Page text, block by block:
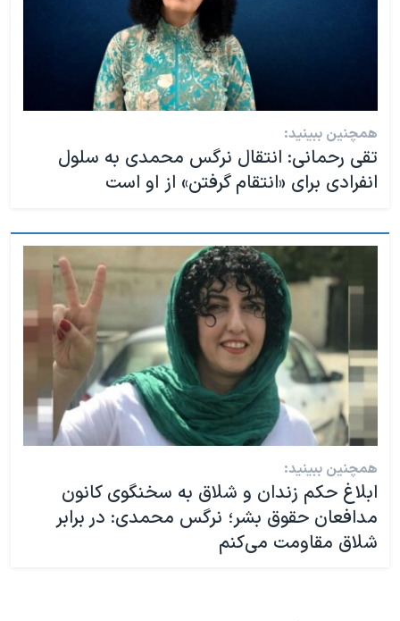
همچنین ببینید:
تقی رحمانی: انتقال نرگس محمدی به سلول
انفرادی برای «انتقام گرفتن» از او است
همچنین ببینید:
ابلاغ حکم زندان و شلاق به سخنگوی کانون
مدافعان حقوق بشر؛ نرگس محمدی: در برابر
شلاق مقاومت می‌کنم